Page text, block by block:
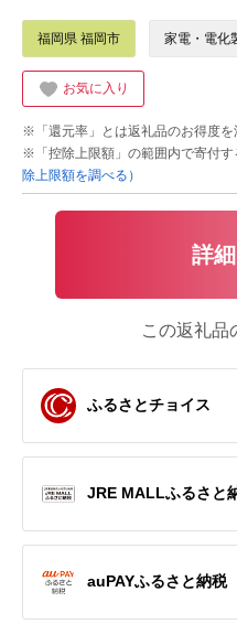
福岡県 福岡市 家電・電化
お気に入り
※「還元率」とは返礼品のお得度を
※「控除上限額」の範囲内で寄付
除上限額を調べる）
詳
この返礼品
ふるさとチョイス
JRE MALLふるさと
auPAYふるさと納税